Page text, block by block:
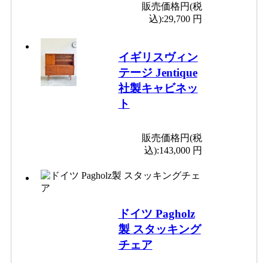
販売価格円(税
込):29,700 円
イギリスヴィン
テージ Jentique
社製キャビネッ
ト
販売価格円(税
込):143,000 円
ドイツ Pagholz
製 スタッキング
チェア